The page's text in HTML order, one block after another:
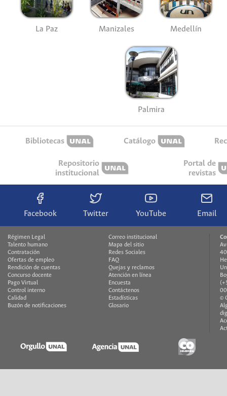
La Paz Manizales Medellín
Palmira
Bibliotecas Catálogo
Repositorio
institucional
Portal de
revistas
Facebook Twitter YouTube Email
Régimen Legal
Talento humano
Contratación
Ofertas de empleo
Rendición de cuentas
Concurso docente
Pago Virtual
Control interno
Calidad
Buzón de notificaciones
Correo institucional
Mapa del sitio
Redes Sociales
FAQ
Quejas y reclamos
Atención en línea
Encuesta
Contáctenos
Estadísticas
Glosario
©